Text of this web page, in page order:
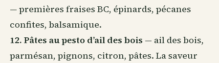
— premières fraises BC, épinards, pécanes
confites, balsamique.
12. Pâtes au pesto d’ail des bois — ail des bois,
parmésan, pignons, citron, pâtes. La saveur